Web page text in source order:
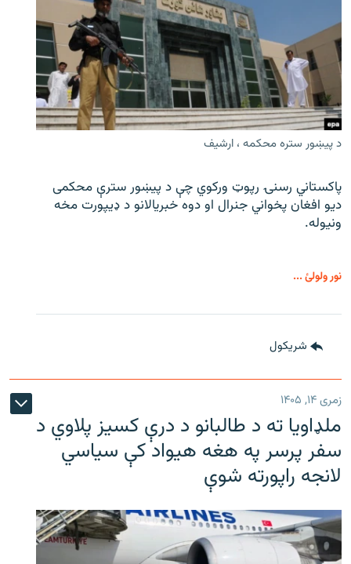
د پیښور ستره محکمه ، ارشیف
پاکستاني رسنۍ رپوټ ورکوي چې د پیښور سترې محکمی
دیو افغان پخواني جنرال او دوه خبریالانو د ډیپورت مخه
ونیوله.
نور ولولئ ...
شريکول
زمری ۱۴, ۱۴۰۵
ملډاویا ته د طالبانو د درې کسیز پلاوي د
سفر پرسر په هغه هیواد کې سیاسي
لانجه راپورته شوې